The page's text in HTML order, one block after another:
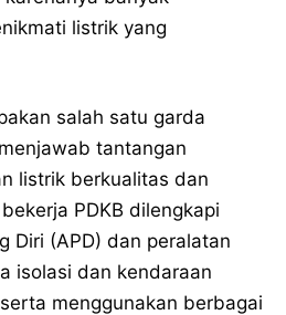
listrik yang
salah satu garda
tantangan
listrik berkualitas dan
PDKB dilengkapi
Diri (APD) dan peralatan
isolasi dan kendaraan
menggunakan berbagai